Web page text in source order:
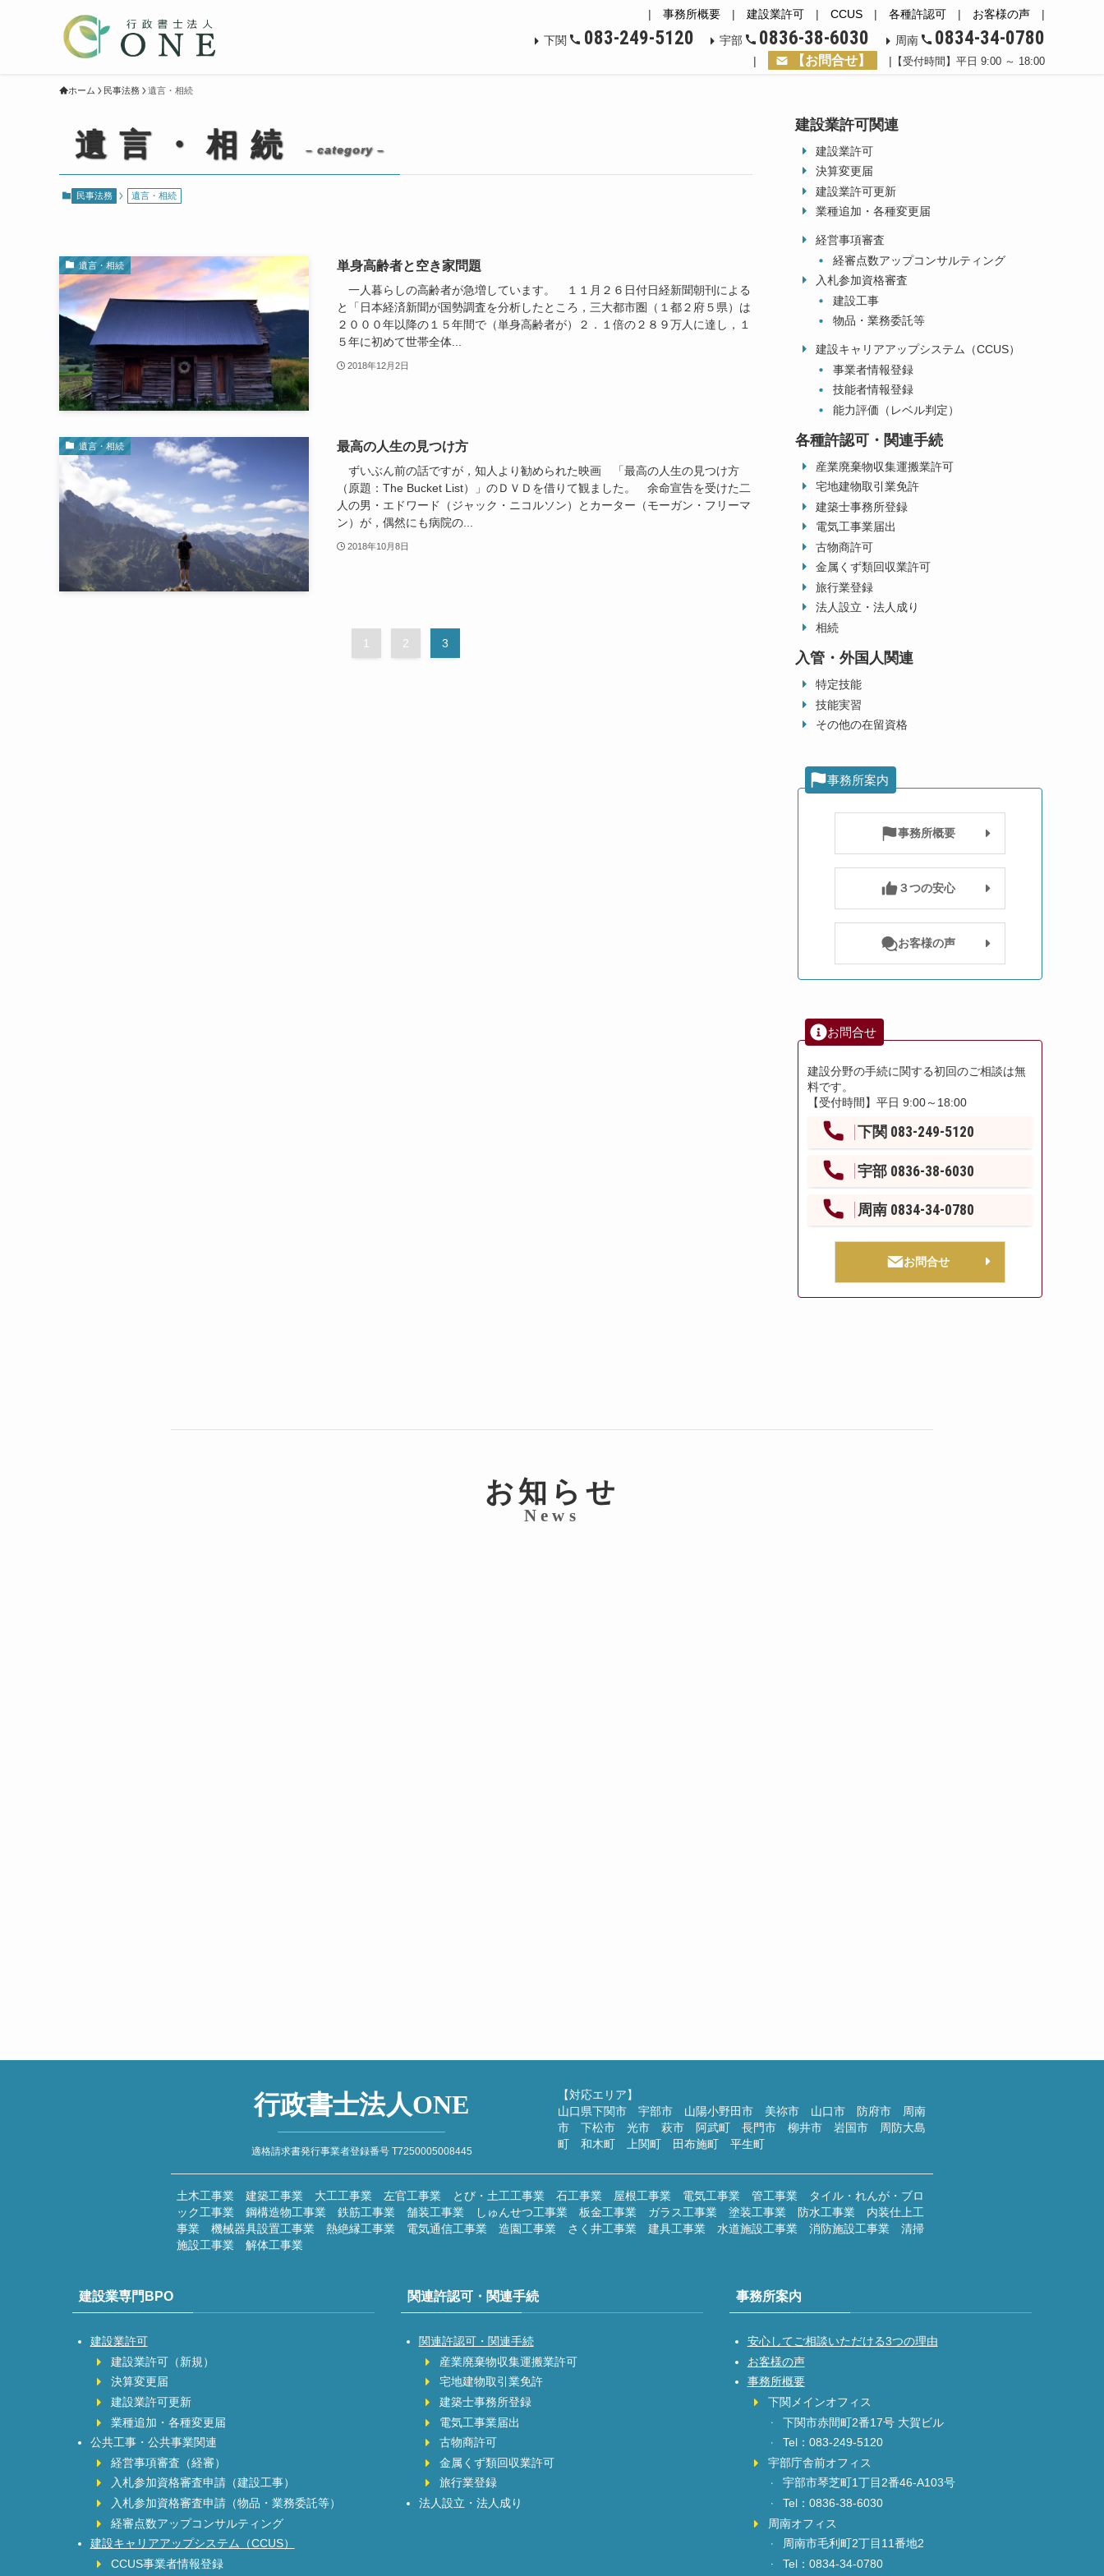
| 事務所概要 | 建設業許可 | CCUS | 各種許認可 | お客様の声 |
下関 083-249-5120 宇部 0836-38-6030 周南 0834-34-0780
| 【お問合せ】 | 【受付時間】平日 9:00 ～ 18:00
ホーム 民事法務 遺言・相続
遺言・相続 – category –
民事法務 遺言・相続
遺言・相続 単身高齢者と空き家問題
一人暮らしの高齢者が急増しています。 １１月２６日付日経新聞朝刊による
と「日本経済新聞が国勢調査を分析したところ，三大都市圏（１都２府５県）は
２０００年以降の１５年間で（単身高齢者が）２．１倍の２８９万人に達し，１
５年に初めて世帯全体...
2018年12月2日
遺言・相続 最高の人生の見つけ方
ずいぶん前の話ですが，知人より勧められた映画 「最高の人生の見つけ方
（原題：The Bucket List）」のＤＶＤを借りて観ました。 余命宣告を受けた二
人の男・エドワード（ジャック・ニコルソン）とカーター（モーガン・フリーマ
ン）が，偶然にも病院の...
2018年10月8日
1 2 3
建設業許可関連
建設業許可
決算変更届
建設業許可更新
業種追加・各種変更届
経営事項審査
経審点数アップコンサルティング
入札参加資格審査
建設工事
物品・業務委託等
建設キャリアアップシステム（CCUS）
事業者情報登録
技能者情報登録
能力評価（レベル判定）
各種許認可・関連手続
産業廃棄物収集運搬業許可
宅地建物取引業免許
建築士事務所登録
電気工事業届出
古物商許可
金属くず類回収業許可
旅行業登録
法人設立・法人成り
相続
入管・外国人関連
特定技能
技能実習
その他の在留資格
事務所案内
事務所概要
３つの安心
お客様の声
お問合せ
建設分野の手続に関する初回のご相談は無
料です。
【受付時間】平日 9:00～18:00
下関 083-249-5120
宇部 0836-38-6030
周南 0834-34-0780
お問合せ
お知らせ
News
行政書士法人ONE
適格請求書発行事業者登録番号 T7250005008445
【対応エリア】
山口県下関市 宇部市 山陽小野田市 美祢市 山口市 防府市 周南
市 下松市 光市 萩市 阿武町 長門市 柳井市 岩国市 周防大島
町 和木町 上関町 田布施町 平生町
土木工事業 建築工事業 大工工事業 左官工事業 とび・土工工事業 石工事業 屋根工事業 電気工事業 管工事業 タイル・れんが・ブロ
ック工事業 鋼構造物工事業 鉄筋工事業 舗装工事業 しゅんせつ工事業 板金工事業 ガラス工事業 塗装工事業 防水工事業 内装仕上工
事業 機械器具設置工事業 熱絶縁工事業 電気通信工事業 造園工事業 さく井工事業 建具工事業 水道施設工事業 消防施設工事業 清掃
施設工事業 解体工事業
建設業専門BPO
建設業許可
建設業許可（新規）
決算変更届
建設業許可更新
業種追加・各種変更届
公共工事・公共事業関連
経営事項審査（経審）
入札参加資格審査申請（建設工事）
入札参加資格審査申請（物品・業務委託等）
経審点数アップコンサルティング
建設キャリアアップシステム（CCUS）
CCUS事業者情報登録
関連許認可・関連手続
関連許認可・関連手続
産業廃棄物収集運搬業許可
宅地建物取引業免許
建築士事務所登録
電気工事業届出
古物商許可
金属くず類回収業許可
旅行業登録
法人設立・法人成り
事務所案内
安心してご相談いただける3つの理由
お客様の声
事務所概要
下関メインオフィス
下関市赤間町2番17号 大賀ビル
Tel：083-249-5120
宇部庁舎前オフィス
宇部市琴芝町1丁目2番46-A103号
Tel：0836-38-6030
周南オフィス
周南市毛利町2丁目11番地2
Tel：0834-34-0780